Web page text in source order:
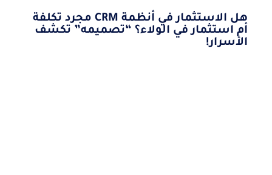
هل الاستثمار في أنظمة CRM مجرد تكلفة
أم استثمار في الولاء؟ “تصميمه” تكشف
الأسرار!